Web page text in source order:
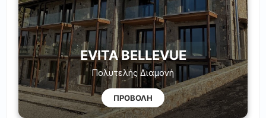
EVITA BELLEVUE
Πολυτελής Διαμονή
ΠΡΟΒΟΛΗ